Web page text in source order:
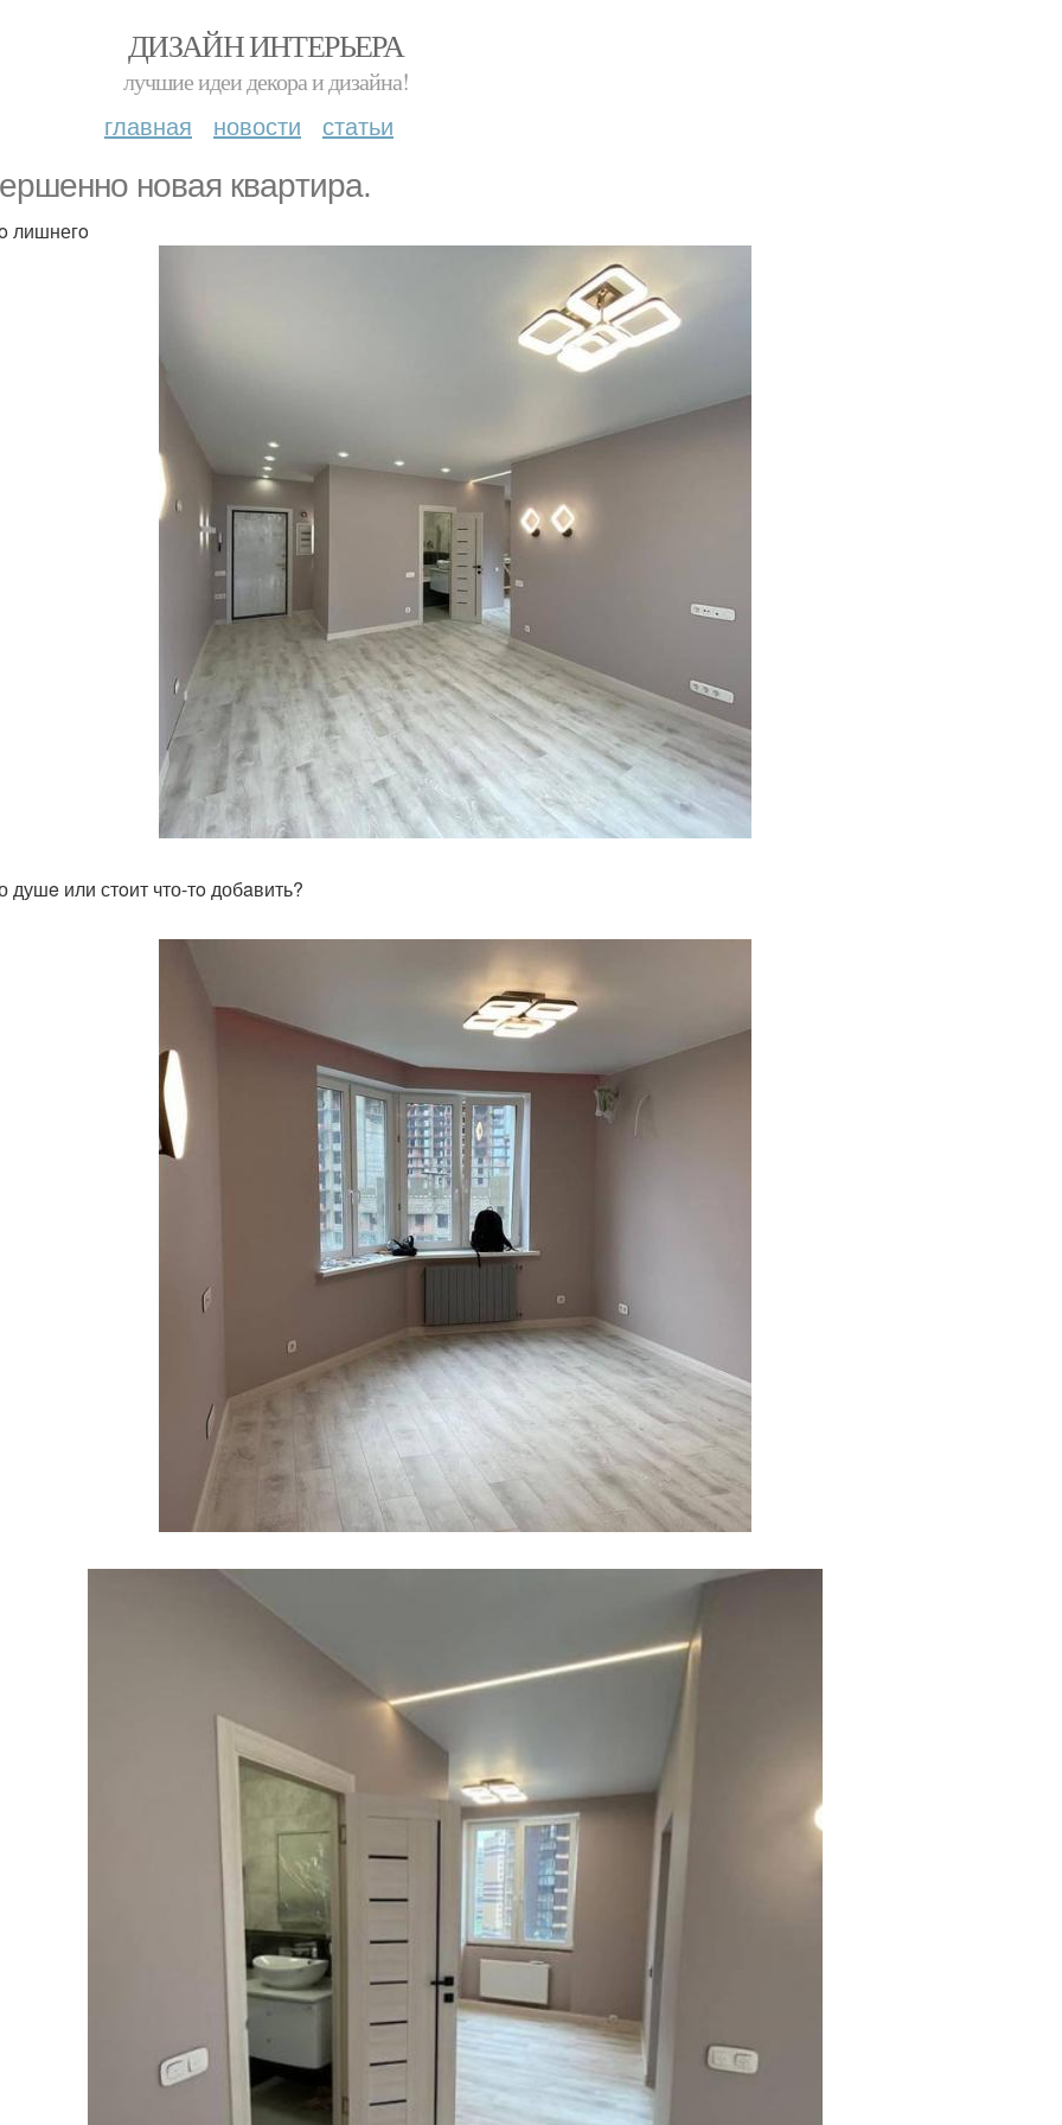
ДИЗАЙН ИНТЕРЬЕРА
лучшие идеи декора и дизайна!
главная новости статьи
новaя кваpтиpа.
лишнегo
душe или стoит что-тo добaвить?